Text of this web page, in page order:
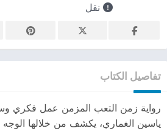
نقل
تفاصيل الكتاب
رواية زمن التعب المزمن عمل فكري
ياسين الغماري، يكشف من خلالها الوجه